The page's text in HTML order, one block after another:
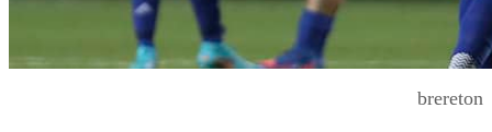
brereton